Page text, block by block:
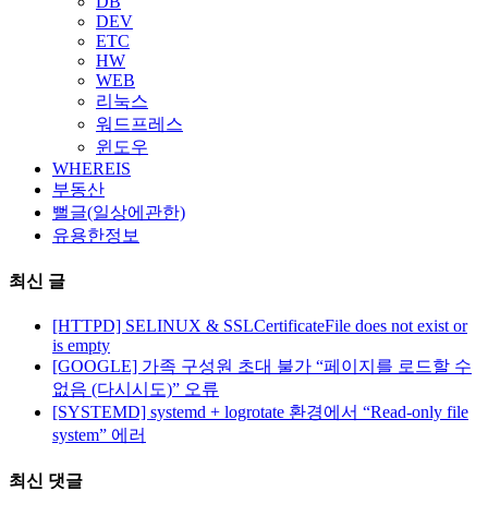
DEV
ETC
HW
WEB
리눅스
워드프레스
윈도우
WHEREIS
부동산
뻘글(일상에관한)
유용한정보
최신 글
[HTTPD] SELINUX & SSLCertificateFile does not exist or
is empty
[GOOGLE] 가족 구성원 초대 불가 “페이지를 로드할 수
없음 (다시시도)” 오류
[SYSTEMD] systemd + logrotate 환경에서 “Read-only file
system” 에러
최신 댓글